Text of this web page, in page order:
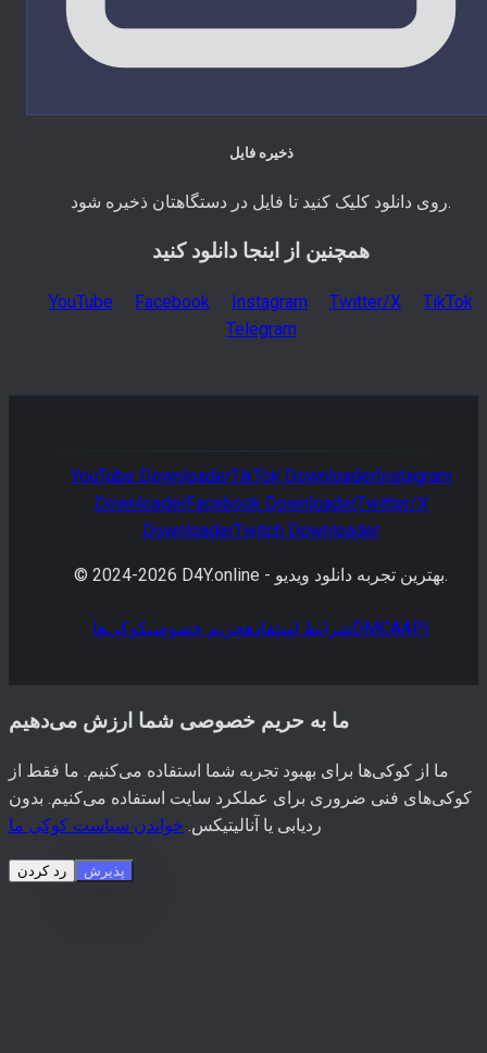
ذخیره فایل
روی دانلود کلیک کنید تا فایل در دستگاهتان ذخیره شود.
همچنین از اینجا دانلود کنید
YouTube Facebook Instagram Twitter/X
TikTok
Telegram
YouTube DownloaderTikTokDownloaderInstagram
DownloaderFacebookDownloaderTwitter/X
DownloaderTwitch Downloader
© 2024-2026 D4Y.online - بهترین تجربه دانلود ویدیو.
شرایط استفادهحریم خصوصیکوکی‌ها DMCAAPI
ما به حریم خصوصی شما ارزش می‌دهیم
ما از کوکی‌ها برای بهبود تجربه شما استفاده می‌کنیم. ما فقط از
کوکی‌های فنی ضروری برای عملکرد سایت استفاده می‌کنیم. بدون
ردیابی یا آنالیتیکس. خواندن سیاست کوکی ما
رد کردن پذیرش